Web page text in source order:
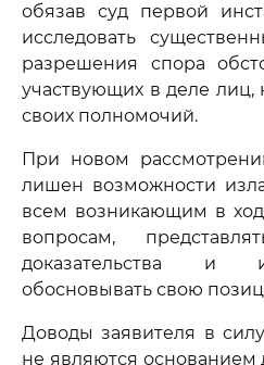
обязав суд первой
исследовать
разрешения спора
участвующих в деле
своих полномочий.
При новом
лишен возможности
всем возникающим в
вопросам,
доказательства и
обосновывать свою
Доводы заявителя в силу
не являются